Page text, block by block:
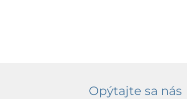
Opýtajte sa nás